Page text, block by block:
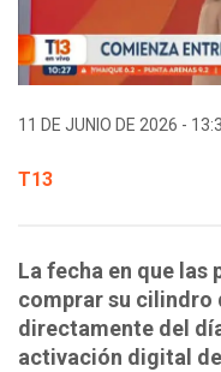
11 DE JUNIO DE 2026 -
T13
La fecha en que las
comprar su cilindro
directamente del
activación digital